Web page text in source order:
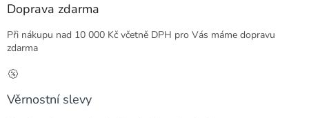
Doprava zdarma
Při nákupu nad 10 000 Kč včetně DPH pro Vás máme dopravu
zdarma
Věrnostní slevy